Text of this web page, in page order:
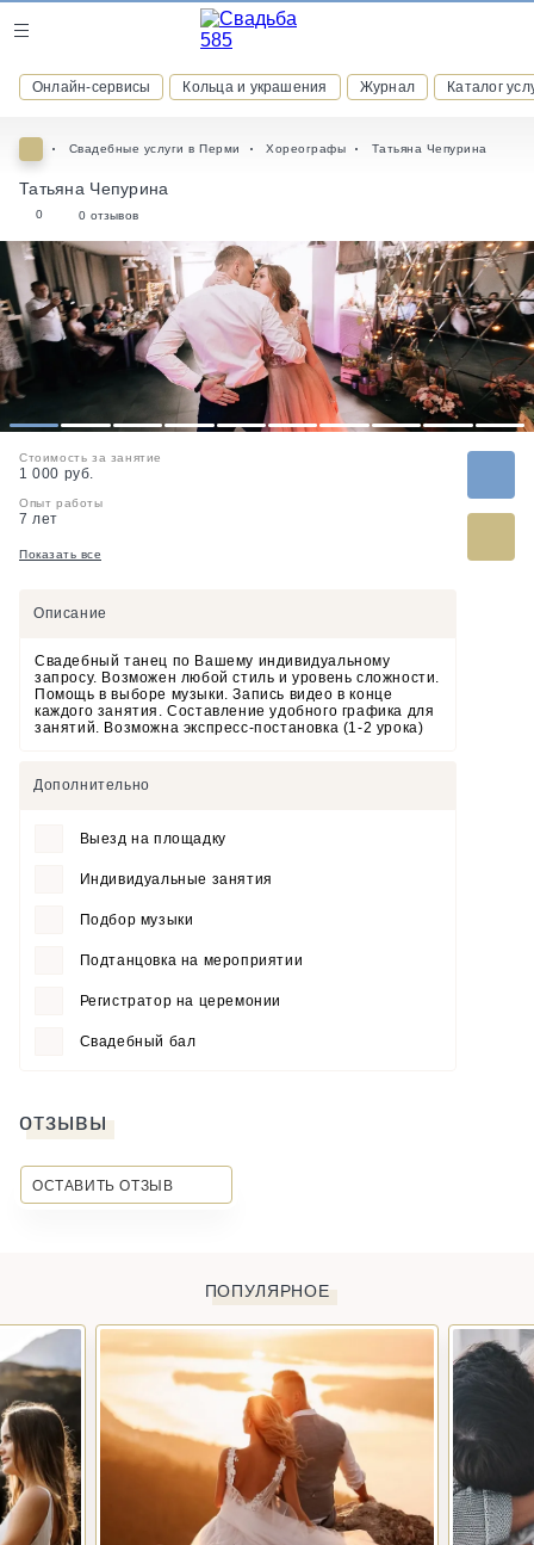
Онлайн-сервисы Кольца и украшения Журнал Каталог
ВСТУПАЙТЕ В КЛУБ ПРИВИЛЕГИЙ
присоединяйтесь к закрытому сообществу и получайте
скидки и бонусы за участие
РЕГИСТРАЦИЯ
Свадебные услуги в Перми Хореографы Татьяна Чепурина
Татьяна Чепурина
0 0 отзывов
1 2 3 4 5 6 7 8 9 10
Стоимость за занятие
1 000 руб.
Опыт работы
7 лет
Показать все
Описание
Свадебный танец по Вашему индивидуальному
запросу. Возможен любой стиль и уровень сложности.
Помощь в выборе музыки. Запись видео в конце
каждого занятия. Составление удобного графика для
занятий. Возможна экспресс-постановка (1-2 урока)
Дополнительно
Выезд на площадку
Индивидуальные занятия
Подбор музыки
Подтанцовка на мероприятии
Регистратор на церемонии
Свадебный бал
отзывы
ОСТАВИТЬ ОТЗЫВ
ПОПУЛЯРНОЕ